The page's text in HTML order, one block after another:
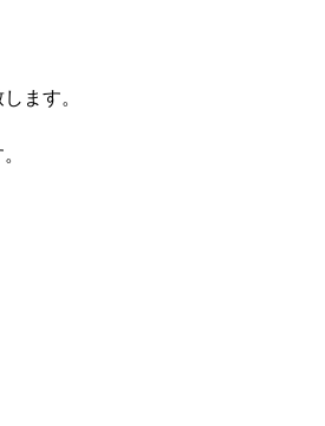
ます。